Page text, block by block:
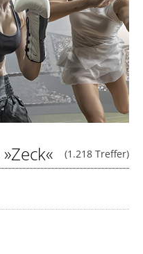
(1.218 Treffer)
»Zeck«